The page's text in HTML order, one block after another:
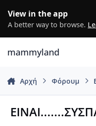
View in the app
A better way to browse.
mammyland
Αρχή Φόρουμ